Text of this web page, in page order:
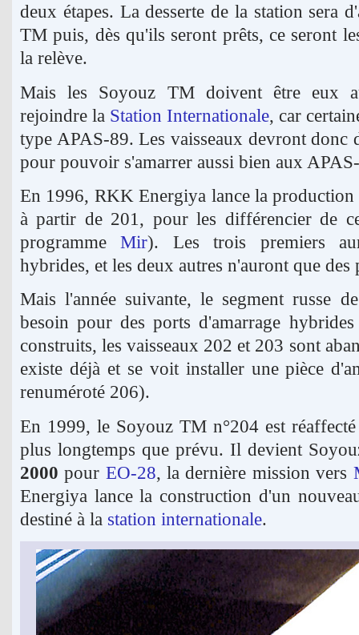
deux étapes. La desserte de la station sera
TM puis, dès qu'ils seront prêts, ce seront
la relève.
Mais les Soyouz TM doivent être eux
rejoindre la Station Internationale, car
type APAS-89. Les vaisseaux devront donc
pour pouvoir s'amarrer aussi bien aux
En 1996, RKK Energiya lance la production
à partir de 201, pour les différencier de
programmeMir). Les trois premiers
hybrides, et les deux autres n'auront que des
Mais l'année suivante, le segment russe
besoin pour des ports d'amarrage
construits, les vaisseaux 202 et 203 sont
existe déjà et se voit installer une pièce
renuméroté 206).
En 1999, le Soyouz TM n°204 est
plus longtemps que prévu. Il devient
2000 pour EO-28, la dernière mission vers
Energiya lance la construction d'un
destiné à la station internationale.